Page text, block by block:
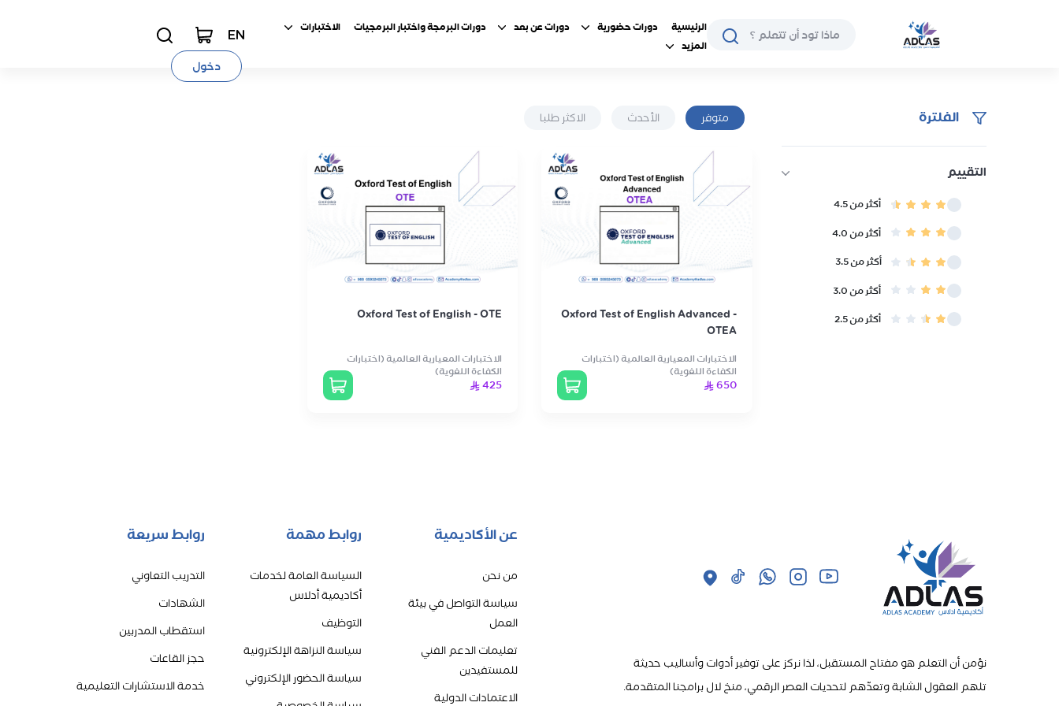
الرئيسية دورات حضورية دورات عن بعد دورات البرمجة واختبار البرمجيات
الاختبارات
المزيد
EN
دخول
الفلترة
التقييم
أكثر من 4.5
أكثر من 4.0
أكثر من 3.5
أكثر من 3.0
أكثر من 2.5
متوفر الأحدث الاكثر طلبا
Oxford Test of English Advanced -
OTEA
الاختبارات المعيارية العالمية (اختبارات
الكفاءة اللغوية)
650
Oxford Test of English - OTE
الاختبارات المعيارية العالمية (اختبارات
الكفاءة اللغوية)
425
نؤمن أن التعلم هو مفتاح المستقبل، لذا نركز على توفير أدوات وأساليب حديثة
تلهم العقول الشابة وتعدّهم لتحديات العصر الرقمي، منخ لال برامجنا المتقدمة.
عن الأكاديمية
من نحن
سياسة التواصل في بيئة
العمل
تعليمات الدعم الفني
للمستفيدين
الاعتمادات الدولية
روابط مهمة
السياسة العامة لخدمات
أكاديمية أدلاس
التوظيف
سياسة النزاهة الإلكترونية
سياسة الحضور الإلكتروني
روابط سريعة
التدريب التعاوني
الشهادات
استقطاب المدربين
حجز القاعات
خدمة الاستشارات التعليمية